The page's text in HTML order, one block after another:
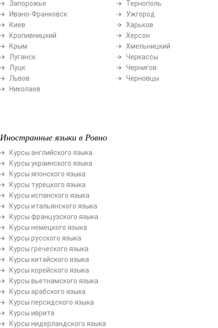
Запорожье
Ивано-Франковск
Киев
Кропивницкий
Крым
Луганск
Луцк
Львов
Николаев
Тернополь
Ужгород
Харьков
Херсон
Хмельницкий
Черкассы
Чернигов
Черновцы
Иностранные языки в Ровно
Курсы английского языка
Курсы украинского языка
Курсы японского языка
Курсы турецкого языка
Курсы испанского языка
Курсы итальянского языка
Курсы французского языка
Курсы немецкого языка
Курсы русского языка
Курсы греческого языка
Курсы китайского языка
Курсы корейского языка
Курсы вьетнамского языка
Курсы арабского языка
Курсы персидского языка
Курсы иврита
Курсы нидерландского языка